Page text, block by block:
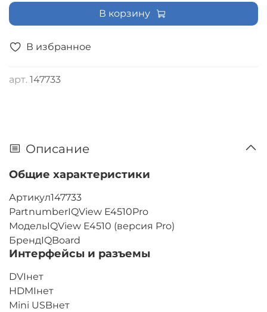
В избранное
арт. 147733
В корзину
Описание
Общие характеристики
Артикул147733
PartnumberIQView E4510Pro
МодельIQView E4510 (версия Pro)
БрендIQBoard
Интерфейсы и разъемы
DVIнет
HDMIнет
Mini USBнет